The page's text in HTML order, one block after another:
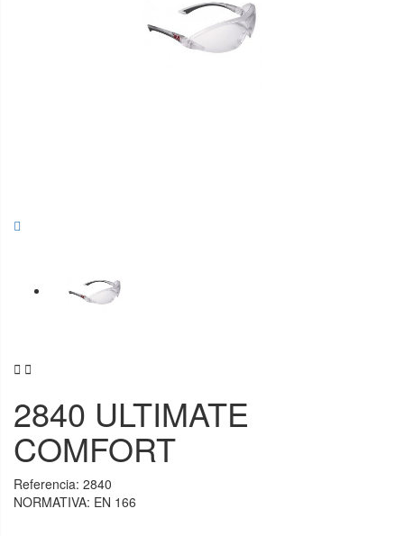
 
2840 ULTIMATE
COMFORT
Referencia: 2840
NORMATIVA: EN 166